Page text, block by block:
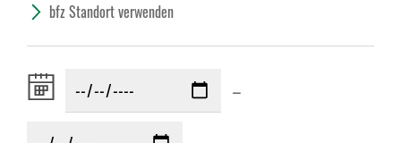
bfz Standort verwenden
Zeitraum
von:
–